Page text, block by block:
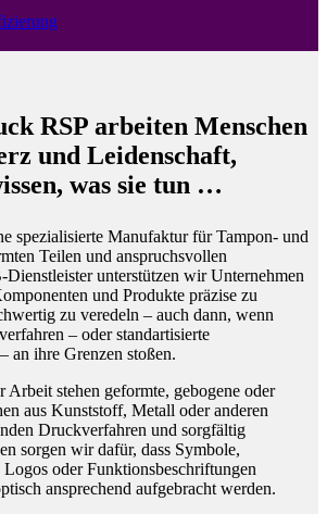
RSP arbeiten Menschen
und Leidenschaft,
was sie tun …
spezialisierte Manufaktur für Tampon- und
Teilen und anspruchsvollen
unterstützen wir Unternehmen
und Produkte präzise zu
zu veredeln – auch dann, wenn
– oder standartisierte
an ihre Grenzen stoßen.
stehen geformte, gebogene oder
aus Kunststoff, Metall oder anderen
Druckverfahren und sorgfältig
sorgen wir dafür, dass Symbole,
oder Funktionsbeschriftungen
ansprechend aufgebracht werden.